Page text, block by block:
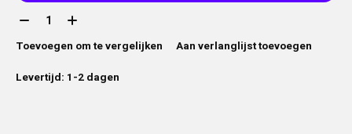
Aantal:
Toevoegen om te vergelijken
Aan verlanglijst toevoegen
Levertijd: 1-2 dagen